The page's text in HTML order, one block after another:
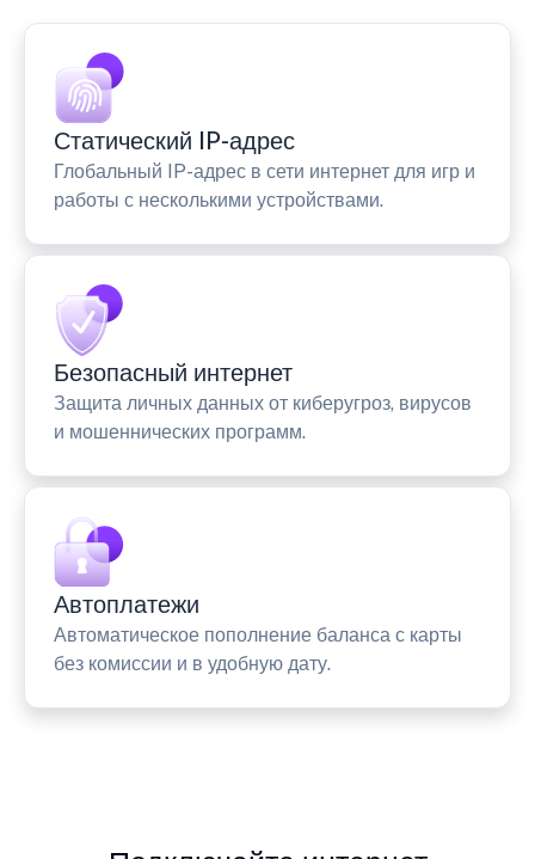
Статический IP-адрес
Глобальный IP-адрес в сети интернет для игр и
работы с несколькими устройствами.
Безопасный интернет
Защита личных данных от киберугроз, вирусов
и мошеннических программ.
Автоплатежи
Автоматическое пополнение баланса с карты
без комиссии и в удобную дату.